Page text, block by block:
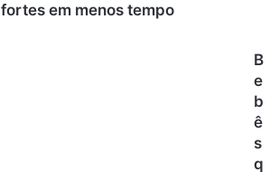
fortes em menos tempo
B
e
b
ê
s
q